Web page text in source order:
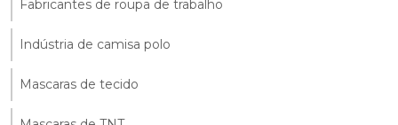
Fabricantes de roupa de trabalho
Indústria de camisa polo
Mascaras de tecido